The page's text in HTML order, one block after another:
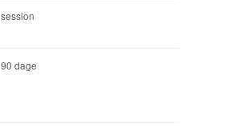
session
90 dage